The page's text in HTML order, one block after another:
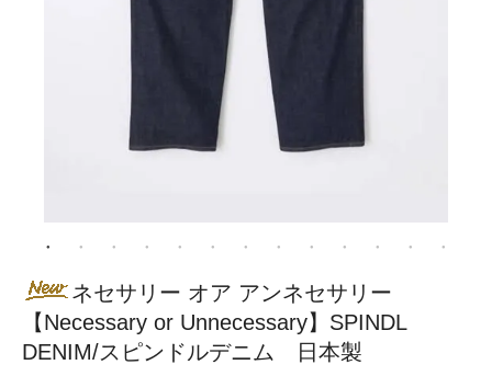
ネセサリー オア アンネセサリー
【Necessary or Unnecessary】SPINDL
DENIM/スピンドルデニム 日本製